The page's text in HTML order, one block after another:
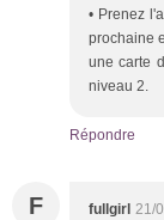
• Prenez
prochaine
une carte
niveau 2.
Répondre
F fullgirl 21/